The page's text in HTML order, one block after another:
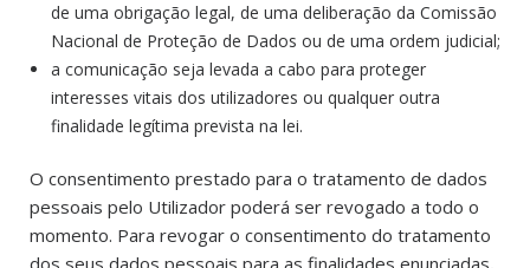
de uma obrigação legal, de uma deliberação da Comissão
Nacional de Proteção de Dados ou de uma ordem judicial;
a comunicação seja levada a cabo para proteger
interesses vitais dos utilizadores ou qualquer outra
finalidade legítima prevista na lei.
O consentimento prestado para o tratamento de dados
pessoais pelo Utilizador poderá ser revogado a todo o
momento. Para revogar o consentimento do tratamento
dos seus dados pessoais para as finalidades enunciadas,